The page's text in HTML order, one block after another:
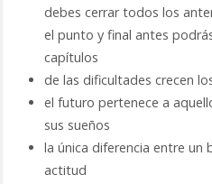
debes cerrar todos los
el punto y final antes
capítulos
de las dificultades crecen
el futuro pertenece a
sus sueños
la única diferencia entre un
actitud